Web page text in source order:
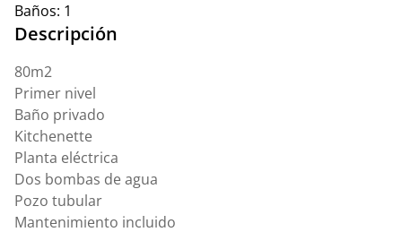
Baños: 1
Descripción
80m2
Primer nivel
Baño privado
Kitchenette
Planta eléctrica
Dos bombas de agua
Pozo tubular
Mantenimiento incluido